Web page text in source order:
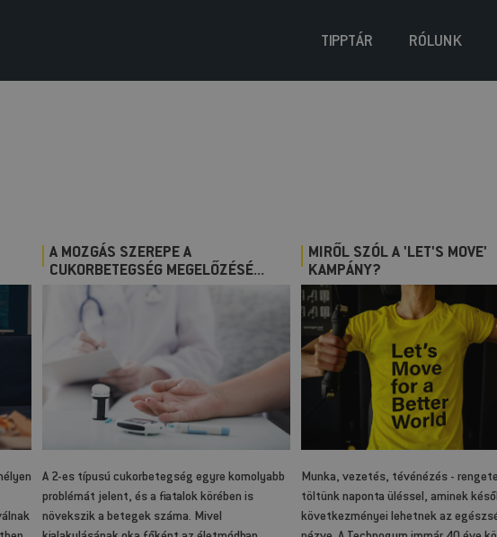
TIPPTÁR RÓLUNK
A MOZGÁS SZEREPE A
CUKORBETEGSÉG MEGELŐZÉSÉ...
A 2-es típusú cukorbetegség egyre komolyabb
problémát jelent, és a fiatalok körében is
növekszik a betegek száma. Mivel
MIRŐL SZÓL A 'LET'S MOVE'
KAMPÁNY?
Munka, vezetés, tévénézés -
töltünk naponta üléssel, aminek
következményei lehetnek az